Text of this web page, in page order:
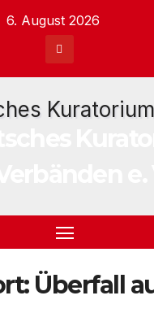
6. August 2026
Überfall